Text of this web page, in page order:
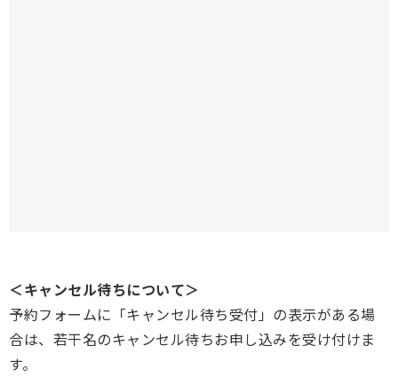
＜キャンセル待ちについて＞
予約フォームに「キャンセル待ち受付」の表示がある場
合は、若干名のキャンセル待ちお申し込みを受け付けま
す。